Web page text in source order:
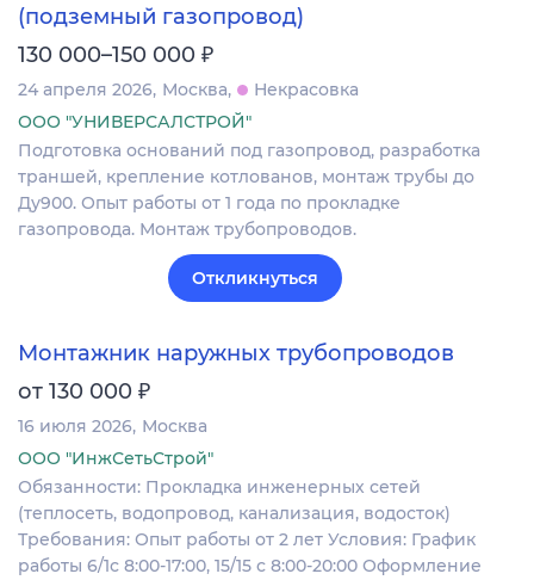
(подземный газопровод)
130 000–150 000 ₽
24 апреля 2026 Москва
Некрасовка
ООО "УНИВЕРСАЛСТРОЙ"
Подготовка оснований под газопровод, разработка
траншей, крепление котлованов, монтаж трубы до
Ду900. Опыт работы от 1 года по прокладке
газопровода. Монтаж трубопроводов.
Откликнуться
Монтажник наружных трубопроводов
от 130 000 ₽
16 июля 2026 Москва
ООО "ИнжСетьСтрой"
Обязанности: Прокладка инженерных сетей
(теплосеть, водопровод, канализация, водосток)
Требования: Опыт работы от 2 лет Условия: График
работы 6/1с 8:00-17:00, 15/15 с 8:00-20:00 Оформление